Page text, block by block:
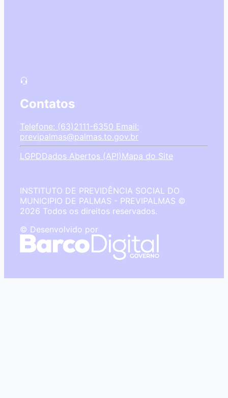
Contatos
Telefone: (63)2111-6350 Email:
previpalmas@palmas.to.gov.br
LGPDDados Abertos (API)Mapa do Site
INSTITUTO DE PREVIDÊNCIA SOCIAL DO
MUNICIPIO DE PALMAS - PREVIPALMAS ©
2026 Todos os direitos reservados.
© Desenvolvido por